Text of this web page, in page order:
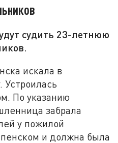
судить 23-летнюю
искала в
Устроилась
По указанию
забрала
у пожилой
и должна была